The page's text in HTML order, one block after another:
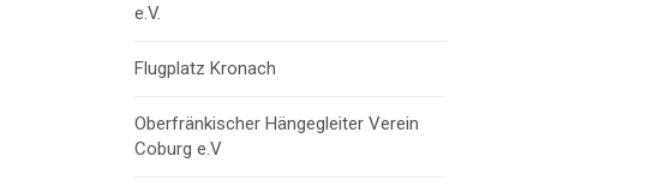
e.V.
Flugplatz Kronach
Oberfränkischer Hängegleiter Verein
Coburg e.V